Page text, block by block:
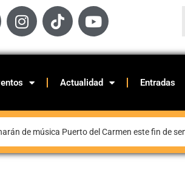
Actualidad Entradas
de música Puerto del Carmen este fin de